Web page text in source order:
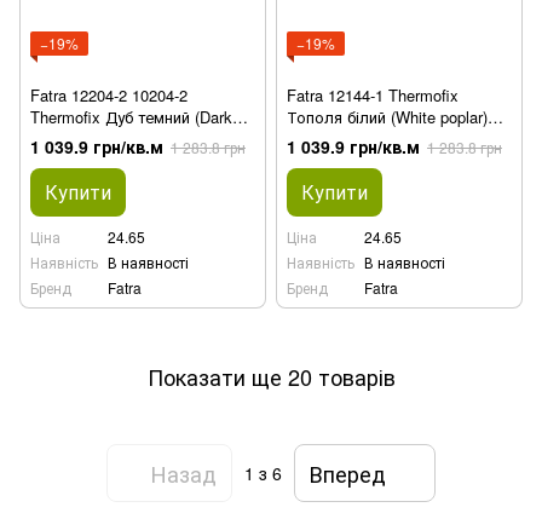
−19%
Fatra 12204-2 10204-2
Thermofix Дуб темний (Dark
Oak) вінілова плитка, 2.5 мм
1 039.9 грн/кв.м 1 283.8 грн
Купити
Ціна
24.65
Наявність В наявності
Бренд
Fatra
−19%
Fatra 12144-1 Thermofix
Тополя білий (White poplar)
вінілова плитка, 2.5 мм
1 039.9 грн/кв.м 1 283.8 грн
Купити
Ціна
24.65
Наявність В наявності
Бренд
Fatra
Показати ще 20 товарів
Назад 1 з 6 Вперед